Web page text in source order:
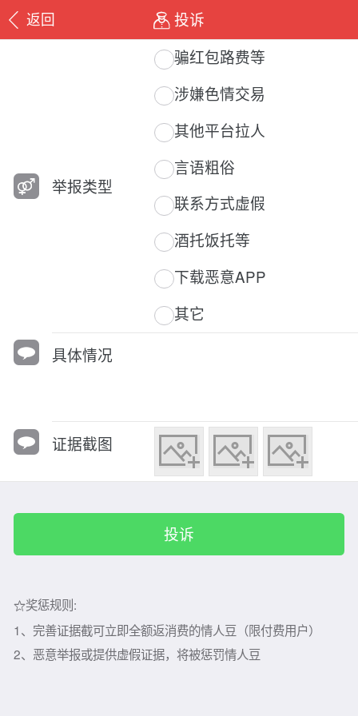
返回 投诉
举报类型
骗红包路费等
涉嫌色情交易
其他平台拉人
言语粗俗
联系方式虚假
酒托饭托等
下载恶意APP
其它
具体情况
证据截图
奖惩规则:
1、完善证据截可立即全额返消费的情人豆（限付费用户）
2、恶意举报或提供虚假证据，将被惩罚情人豆